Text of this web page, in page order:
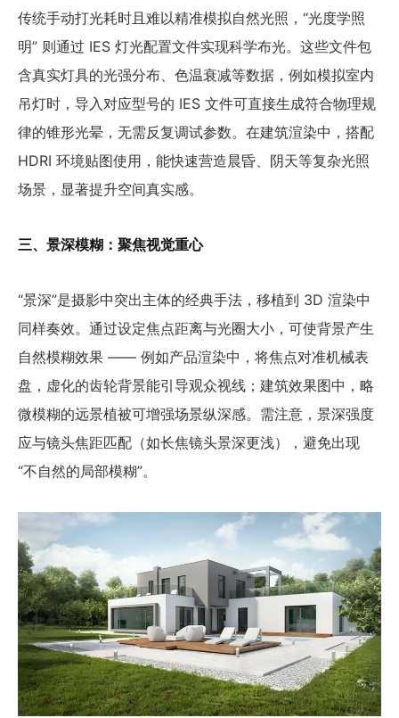
传统手动打光耗时且难以精准模拟自然光照，“光度学照
明” 则通过 IES 灯光配置文件实现科学布光。这些文件包
含真实灯具的光强分布、色温衰减等数据，例如模拟室内
吊灯时，导入对应型号的 IES 文件可直接生成符合物理规
律的锥形光晕，无需反复调试参数。在建筑渲染中，搭配
HDRI 环境贴图使用，能快速营造晨昏、阴天等复杂光照
场景，显著提升空间真实感。
三、景深模糊：聚焦视觉重心
“景深”是摄影中突出主体的经典手法，移植到 3D 渲染中
同样奏效。通过设定焦点距离与光圈大小，可使背景产生
自然模糊效果 —— 例如产品渲染中，将焦点对准机械表
盘，虚化的齿轮背景能引导观众视线；建筑效果图中，略
微模糊的远景植被可增强场景纵深感。需注意，景深强度
应与镜头焦距匹配（如长焦镜头景深更浅），避免出现
“不自然的局部模糊”。